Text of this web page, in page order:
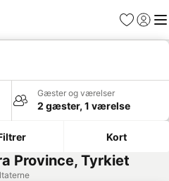
Favoritter
Log ind
Gæster og værelser
2 gæster, 1 værelse
Kort
Province, Tyrkiet